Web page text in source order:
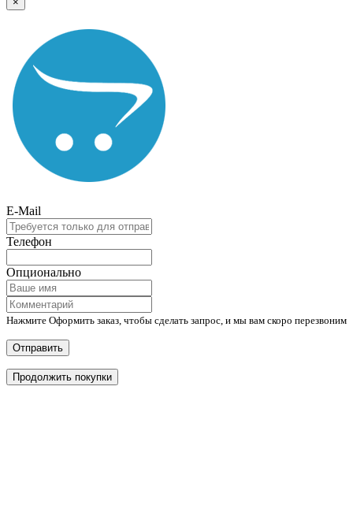
E-Mail
Телефон
Опционально
Нажмите Оформить заказ, чтобы сделать запрос, и мы вам скоро перезвоним
Отправить
Продолжить покупки